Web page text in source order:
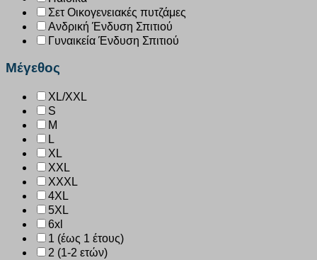
Σετ Οικογενειακές πυτζάμες
Ανδρική Ένδυση Σπιτιού
Γυναικεία Ένδυση Σπιτιού
Μέγεθος
XL/XXL
S
M
L
XL
XXL
XXXL
4XL
5XL
6xl
1 (έως 1 έτους)
2 (1-2 ετών)